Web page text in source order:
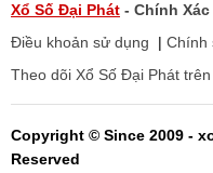
Xổ Số Đại Phát - Chính
Điều khoản sử dụng
| Chính
Theo dõi Xổ Số Đại Phát trên
Copyright © Since 2009 -
Reserved